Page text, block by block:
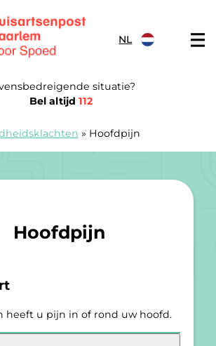
NL
situatie?
Bel altijd 112
» Hoofdpijn
Hoofdpijn
heeft u pijn in of rond uw hoofd.